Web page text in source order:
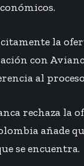
la
con
al
rechaza la
añade
se encuentra.